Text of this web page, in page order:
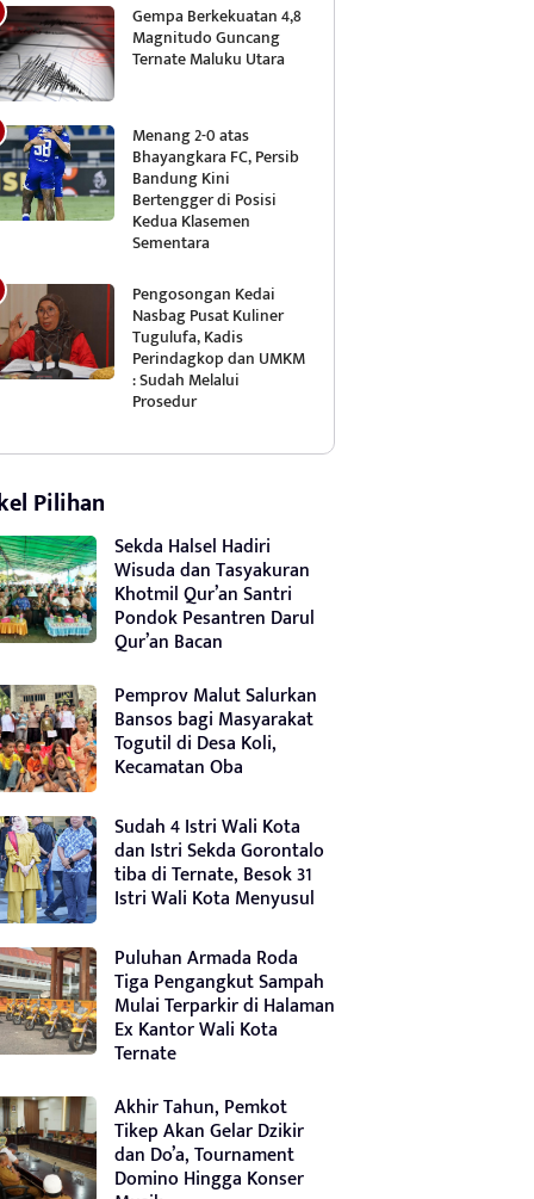
Gempa Berkekuatan 4,8
Magnitudo Guncang
Ternate Maluku Utara
Menang 2-0 atas
Bhayangkara FC, Persib
Bandung Kini
Bertengger di Posisi
Kedua Klasemen
Sementara
Pengosongan Kedai
Nasbag Pusat Kuliner
Tugulufa, Kadis
Perindagkop dan UMKM
: Sudah Melalui
Prosedur
Pilihan
Sekda Halsel Hadiri
Wisuda dan Tasyakuran
Khotmil Qur’an Santri
Pondok Pesantren Darul
Qur’an Bacan
Pemprov Malut Salurkan
Bansos bagi Masyarakat
Togutil di Desa Koli,
Kecamatan Oba
Sudah 4 Istri Wali Kota
dan Istri Sekda Gorontalo
tiba di Ternate, Besok 31
Istri Wali Kota Menyusul
Puluhan Armada Roda
Tiga Pengangkut Sampah
Mulai Terparkir di Halaman
Ex Kantor Wali Kota
Ternate
Akhir Tahun, Pemkot
Tikep Akan Gelar Dzikir
dan Do’a, Tournament
Domino Hingga Konser